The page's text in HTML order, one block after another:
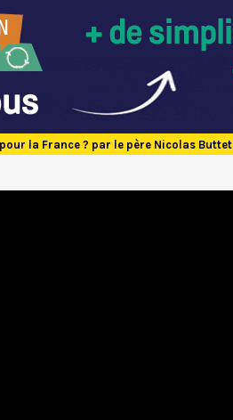
la France ? par le père Nicolas Buttet